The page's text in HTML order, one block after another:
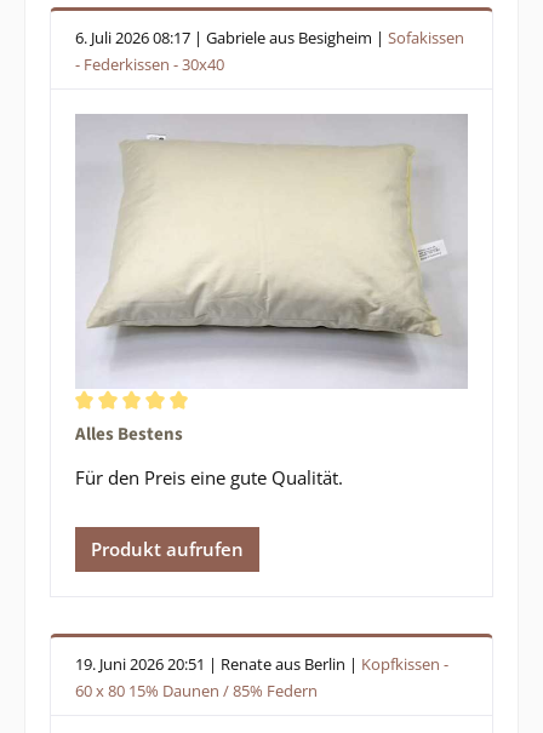
6. Juli 2026 08:17 | Gabriele aus Besigheim | Sofakissen
- Federkissen - 30x40
Durchschnittliche Bewertung von 5 von 5 Sternen
Alles Bestens
Für den Preis eine gute Qualität.
Produkt aufrufen
19. Juni 2026 20:51 | Renate aus Berlin | Kopfkissen -
60 x 80 15% Daunen / 85% Federn